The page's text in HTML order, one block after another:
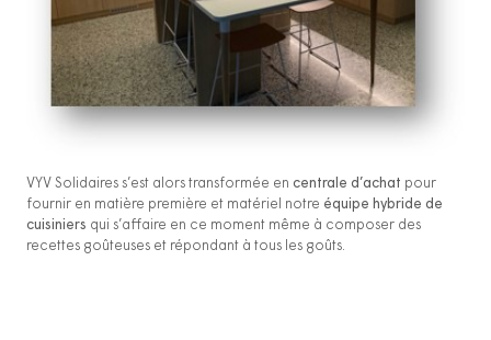
VYV Solidaires s’est alors transformée en centrale d’achat pour
fournir en matière première et matériel notre équipe hybride de
cuisiniers qui s’affaire en ce moment même à composer des
recettes goûteuses et répondant à tous les goûts.